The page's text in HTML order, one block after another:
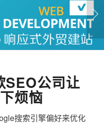
下一页
1 2
SEO公司让
烦恼
搜索引擎偏好来优化